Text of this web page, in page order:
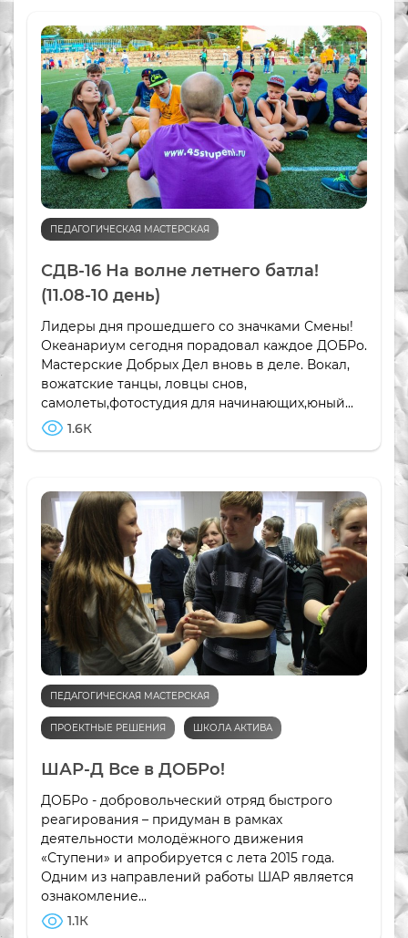
ПЕДАГОГИЧЕСКАЯ МАСТЕРСКАЯ
СДВ-16 На волне летнего батла!
(11.08-10 день)
Лидеры дня прошедшего со значками Смены!
Океанариум сегодня порадовал каждое ДОБРо.
Мастерские Добрых Дел вновь в деле. Вокал,
вожатские танцы, ловцы снов,
самолеты,фотостудия для начинающих,юный...
1.6К
ПЕДАГОГИЧЕСКАЯ МАСТЕРСКАЯ
ПРОЕКТНЫЕ РЕШЕНИЯ ШКОЛА АКТИВА
ШАР-Д Все в ДОБРо!
ДОБРо - добровольческий отряд быстрого
реагирования – придуман в рамках
деятельности молодёжного движения
«Ступени» и апробируется с лета 2015 года.
Одним из направлений работы ШАР является
ознакомление...
1.1К